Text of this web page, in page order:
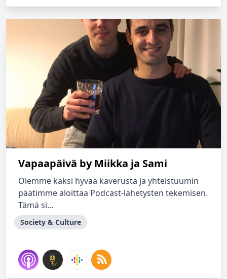
Vapaapäivä by Miikka ja Sami
Olemme kaksi hyvää kaverusta ja yhteistuumin
päätimme aloittaa Podcast-lähetysten tekemisen.
Tämä si...
Society & Culture